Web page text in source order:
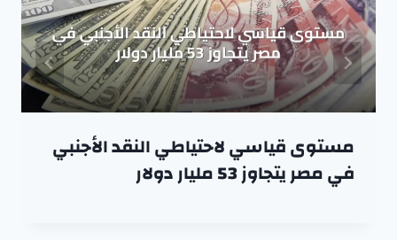
مستوى قياسي لاحتياطي النقد الأجنبي
في مصر يتجاوز 53 مليار دولار